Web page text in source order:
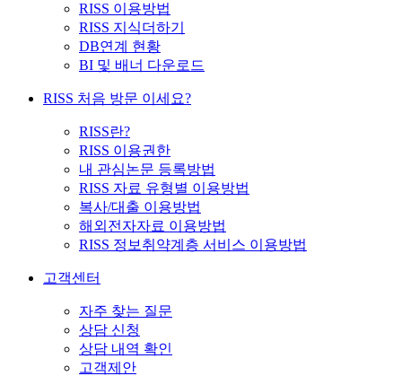
RISS 이용방법
RISS 지식더하기
DB연계 현황
BI 및 배너 다운로드
RISS 처음 방문 이세요?
RISS란?
RISS 이용권한
내 관심논문 등록방법
RISS 자료 유형별 이용방법
복사/대출 이용방법
해외전자자료 이용방법
RISS 정보취약계층 서비스 이용방법
고객센터
자주 찾는 질문
상담 신청
상담 내역 확인
고객제안